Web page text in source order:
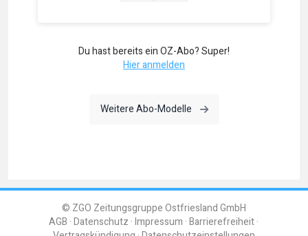
Du hast bereits ein OZ-Abo? Super!
Hier anmelden
Weitere Abo-Modelle
© ZGO Zeitungsgruppe Ostfriesland GmbH
AGB Datenschutz Impressum Barrierefreiheit